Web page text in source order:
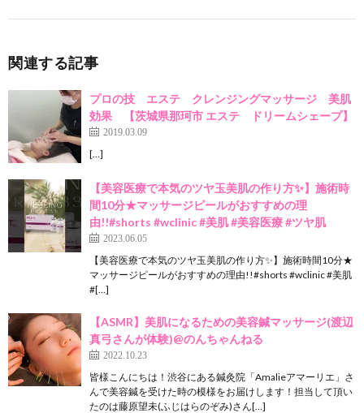
関連する記事
プロの技 エステ クレンジングマッサージ 美肌
効果 【茨城県那珂市 エステ ドリームシェープ】
2019.03.09
[…]
【美容医療で本気のツヤ玉美肌の作り方✨】施術時
間10分★マッサージピールがおすすめの理
由!!#shorts #wclinic #美肌 #美容医療 #ツヤ肌
2023.06.05
【美容医療で本気のツヤ玉美肌の作り方✨】施術時間10分★
マッサージピールがおすすめの理由!!#shorts #wclinic #美肌
#[…]
【ASMR】美肌になるための美容鍼マッサージ(渡辺
真弓さんが体験)@のんちゃんねる
2022.10.23
皆様こんにちは！渋谷にある鍼灸院「Amalieアマーリエ」さ
んで美容鍼を受けた時の模様をお届けします！担当して頂い
たのは藤原望未(ふじはらのぞみ)さん[…]